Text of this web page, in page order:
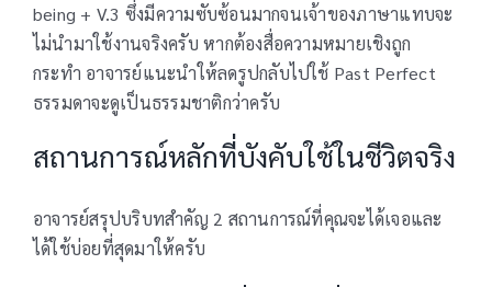
being + V.3 ซึ่งมีความซับซ้อนมากจนเจ้าของภาษาแทบจะ
ไม่นำมาใช้งานจริงครับ หากต้องสื่อความหมายเชิงถูก
กระทำ อาจารย์แนะนำให้ลดรูปกลับไปใช้ Past Perfect
ธรรมดาจะดูเป็นธรรมชาติกว่าครับ
สถานการณ์หลักที่บังคับใช้ในชีวิตจริง
อาจารย์สรุปบริบทสำคัญ 2 สถานการณ์ที่คุณจะได้เจอและ
ได้ใช้บ่อยที่สุดมาให้ครับ